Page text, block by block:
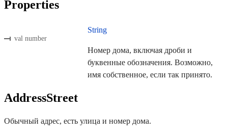
Properties
val number
String
Номер дома, включая дроби и
буквенные обозначения. Возможно,
имя собственное, если так принято.
AddressStreet
Обычный адрес, есть улица и номер дома.